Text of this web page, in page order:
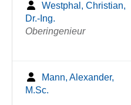
Westphal, Christian,
Dr.-Ing.
Oberingenieur
Mann, Alexander,
M.Sc.